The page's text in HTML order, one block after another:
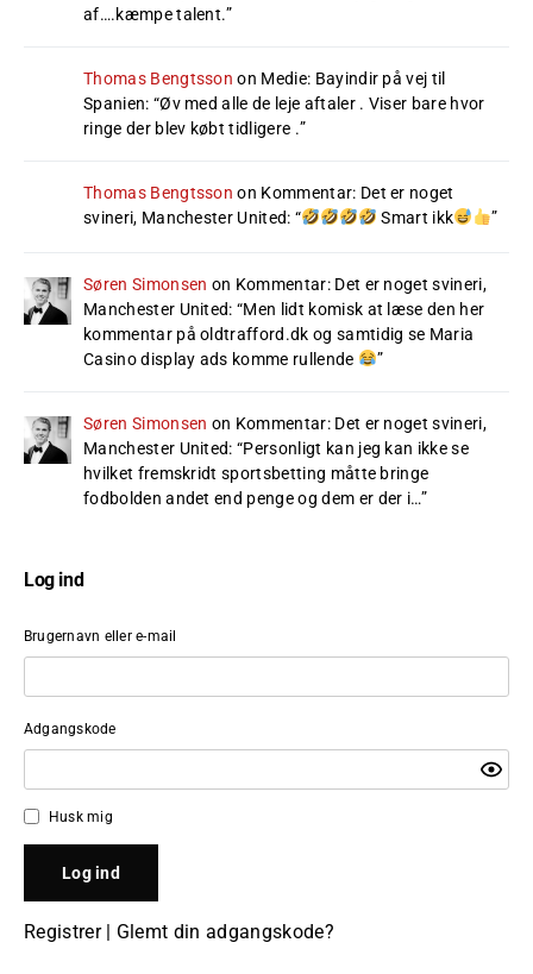
af….kæmpe talent.”
Thomas Bengtsson on Medie: Bayindir på vej til
Spanien: “Øv med alle de leje aftaler . Viser bare hvor
ringe der blev købt tidligere .”
Thomas Bengtsson on Kommentar: Det er noget
svineri, Manchester United: “ Smart ikk ”
Søren Simonsen on Kommentar: Det er noget svineri,
Manchester United: “Men lidt komisk at læse den her
kommentar på oldtrafford.dk og samtidig se Maria
Casino display ads komme rullende
”
Søren Simonsen on Kommentar: Det er noget svineri,
Manchester United: “Personligt kan jeg kan ikke se
hvilket fremskridt sportsbetting måtte bringe
fodbolden andet end penge og dem er der i…”
Log ind
Brugernavn eller e-mail
Adgangskode
Husk mig
Registrer| Glemt din adgangskode?